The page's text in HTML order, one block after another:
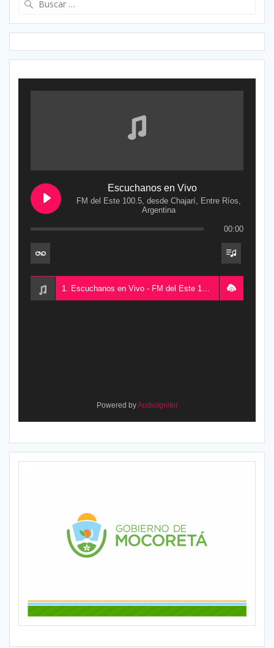
Escuchanos en Vivo
FM del Este 100.5, desde Chajarí, Entre Ríos,
Argentina
00:00
Powered byAudioIgniter